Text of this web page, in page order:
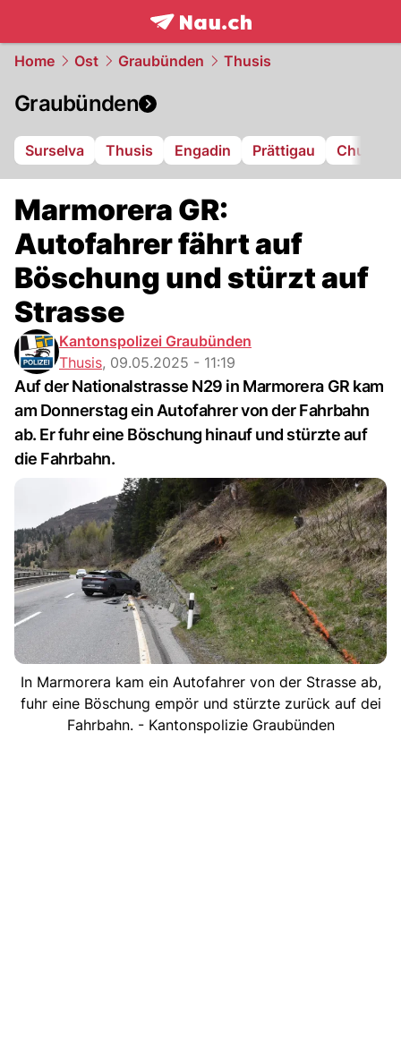
frontpage.NAU.ch
Home Ost Graubünden Thusis
Graubünden
Surselva Thusis Engadin Prättigau Chur
Marmorera GR:
Autofahrer fährt auf
Böschung und stürzt auf
Strasse
Kantonspolizei Graubünden
Thusis, 09.05.2025 - 11:19
Auf der Nationalstrasse N29 in Marmorera GR kam
am Donnerstag ein Autofahrer von der Fahrbahn
ab. Er fuhr eine Böschung hinauf und stürzte auf
die Fahrbahn.
In Marmorera kam ein Autofahrer von der Strasse ab,
fuhr eine Böschung empör und stürzte zurück auf dei
Fahrbahn. - Kantonspolizie Graubünden